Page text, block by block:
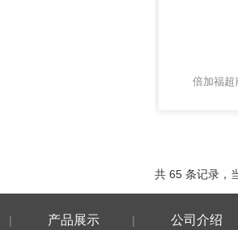
倍加福超
共 65 条记录
| 产品展示 | 公司介绍